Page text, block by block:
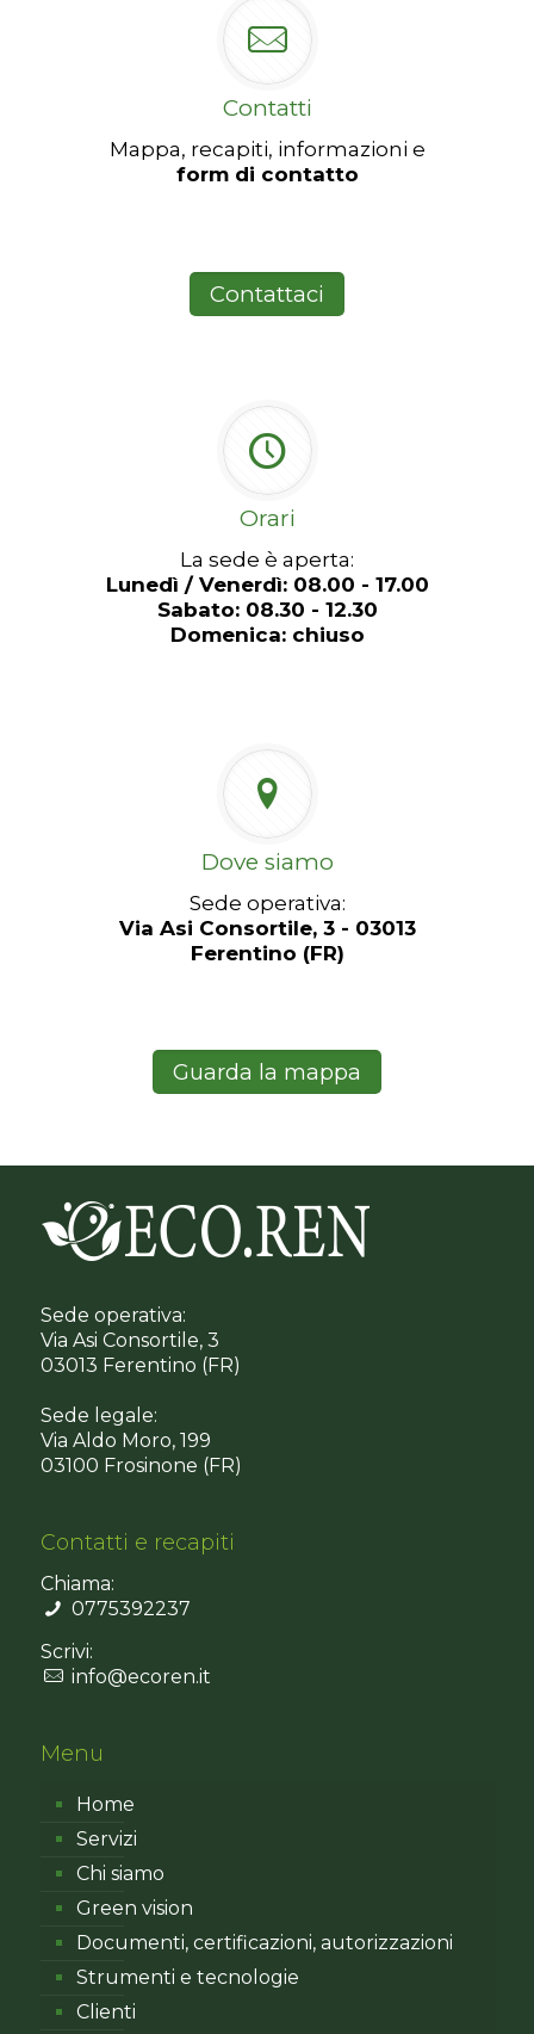
Contatti
Mappa, recapiti, informazioni e
form di contatto
Contattaci
Orari
La sede è aperta:
Lunedì / Venerdì: 08.00 - 17.00
Sabato: 08.30 - 12.30
Domenica: chiuso
Dove siamo
Sede operativa:
Via Asi Consortile, 3 - 03013
Ferentino (FR)
Guarda la mappa
Sede operativa:
Via Asi Consortile, 3
03013 Ferentino (FR)
Sede legale:
Via Aldo Moro, 199
03100 Frosinone (FR)
Contatti e recapiti
Chiama:
0775392237
Scrivi:
info@ecoren.it
Menu
Home
Servizi
Chi siamo
Green vision
Documenti, certificazioni, autorizzazioni
Strumenti e tecnologie
Clienti